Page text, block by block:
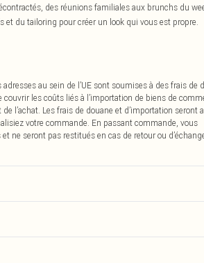
des réunions familiales aux brunchs du
du tailoring pour créer un look qui vous est propre.
au sein de l’UE sont soumises à des frais de
les coûts liés à l’importation de biens de
l’achat. Les frais de douane et d’importation seront
votre commande. En passant commande, vous
ne seront pas restitués en cas de retour ou